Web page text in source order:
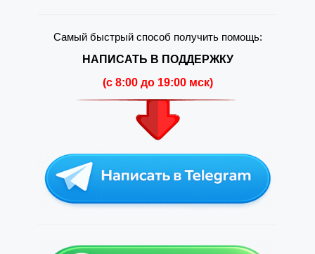
Самый быстрый способ получить помощь:
НАПИСАТЬ В ПОДДЕРЖКУ
(c 8:00 до 19:00 мск)